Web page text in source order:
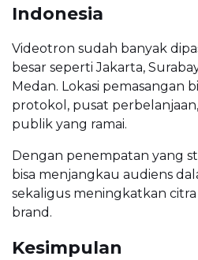
Indonesia
Videotron sudah banyak
besar seperti Jakarta,
Medan. Lokasi pemasangan
protokol, pusat
publik yang ramai.
Dengan penempatan yang
bisa menjangkau audiens
sekaligus meningkatkan
brand.
Kesimpulan